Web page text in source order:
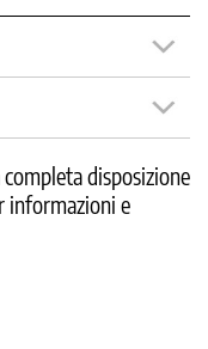
disposizione
informazioni e